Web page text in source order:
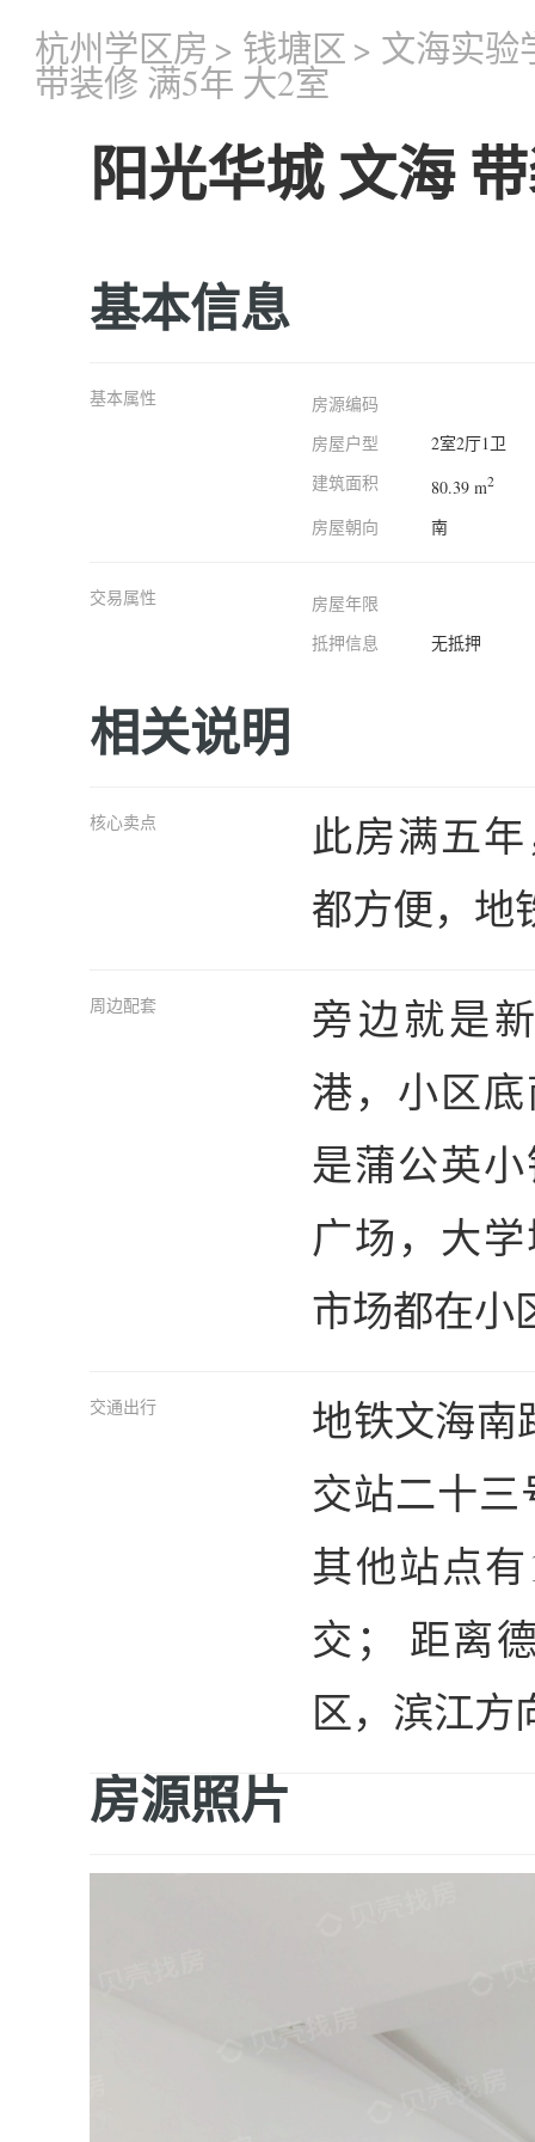
杭州学区房 > 钱塘区 > 文海实验
带装修 满5年 大2室
阳光华城 文海
基本信息
基本属性
房源编码
房屋户型
2室2厅1卫
建筑面积
80.39 m2
房屋朝向 南
交易属性
房屋年限
抵押信息
无抵押
相关说明
核心卖点
此房满五
都方便，地
周边配套
旁边就是
港，小区
是蒲公英
广场，大
市场都在小
交通出行
地铁文海南
交站二十三
其他站点有
交； 距离
区，滨江方
房源照片